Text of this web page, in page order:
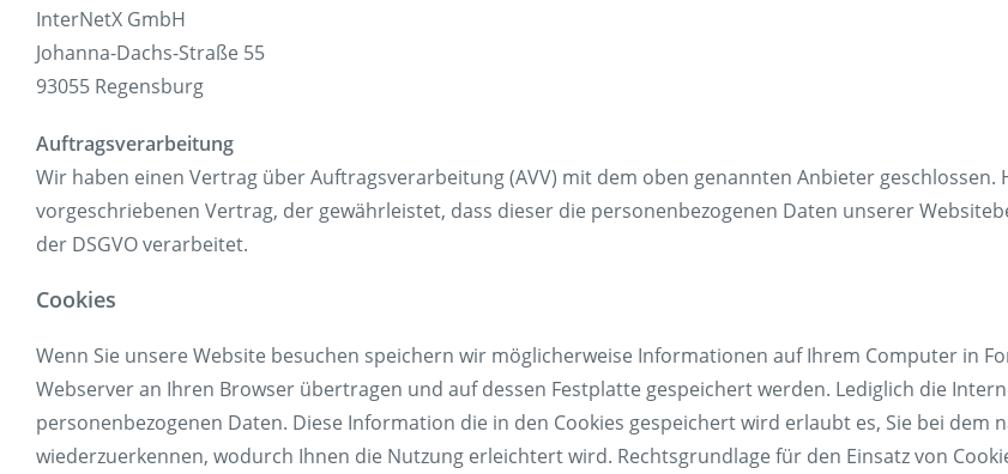
InterNetX GmbH
Johanna-Dachs-Straße 55
93055 Regensburg
Auftragsverarbeitung
Wir haben einen Vertrag über Auftragsverarbeitung (AVV) mit dem oben genannten Anbieter
vorgeschriebenen Vertrag, der gewährleistet, dass dieser die personenbezogenen Daten unserer
der DSGVO verarbeitet.
Cookies
Wenn Sie unsere Website besuchen speichern wir möglicherweise Informationen auf Ihrem Computer in
Webserver an Ihren Browser übertragen und auf dessen Festplatte gespeichert werden. Lediglich die
personenbezogenen Daten. Diese Information die in den Cookies gespeichert wird erlaubt es, Sie bei dem
wiederzuerkennen, wodurch Ihnen die Nutzung erleichtert wird. Rechtsgrundlage für den Einsatz von